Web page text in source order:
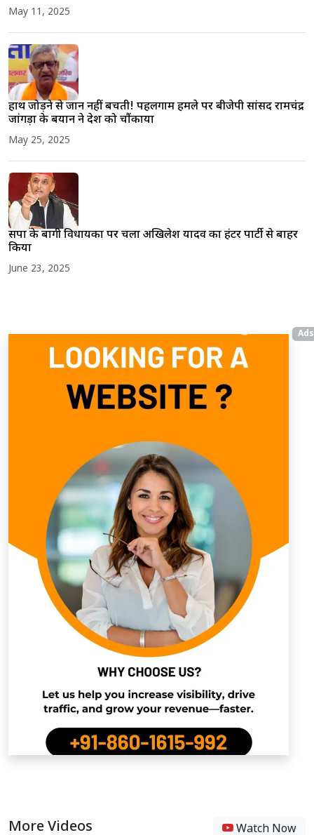
May 11, 2025
हाथ जोड़ने से जान नहीं बचती! पहलगाम हमले पर बीजेपी सांसद रामचंद्र
जांगड़ा के बयान ने देश को चौंकाया
May 25, 2025
सपा के बागी विधायकों पर चला अखिलेश यादव का हंटर पार्टी से बाहर
किया
June 23, 2025
Ads
More Videos Watch Now